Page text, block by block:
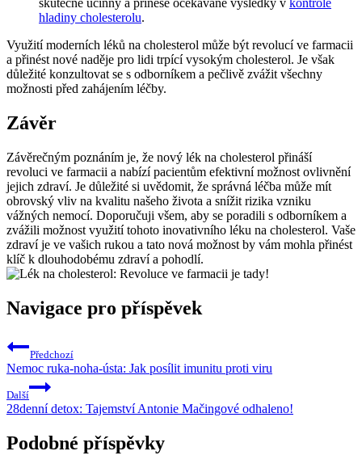
skutečně účinný a přinese očekávané výsledky v kontrole
hladiny cholesterolu.
Využití moderních léků na cholesterol může být revolucí ve farmacii
a přinést nové naděje pro lidi trpící vysokým cholesterol. Je však
důležité konzultovat se s odborníkem a pečlivě zvážit všechny
možnosti před zahájením léčby.
Závěr
Závěrečným poznáním je, že nový lék na cholesterol přináší
revoluci ve farmacii a nabízí pacientům efektivní možnost ovlivnění
jejich zdraví. Je důležité si uvědomit, že správná léčba může mít
obrovský vliv na kvalitu našeho života a snížit rizika vzniku
vážných nemocí. Doporučuji všem, aby se poradili s odborníkem a
zvážili možnost využití tohoto inovativního léku na cholesterol. Vaše
zdraví je ve vašich rukou a tato nová možnost by vám mohla přinést
klíč k dlouhodobému zdraví a pohodlí.
Navigace pro příspěvek
Předchozí
Nemoc ruka-noha-ústa: Jak posílit imunitu proti viru
Další
28denní detox: Tajemství Antonie Mačingové odhaleno!
Podobné příspěvky